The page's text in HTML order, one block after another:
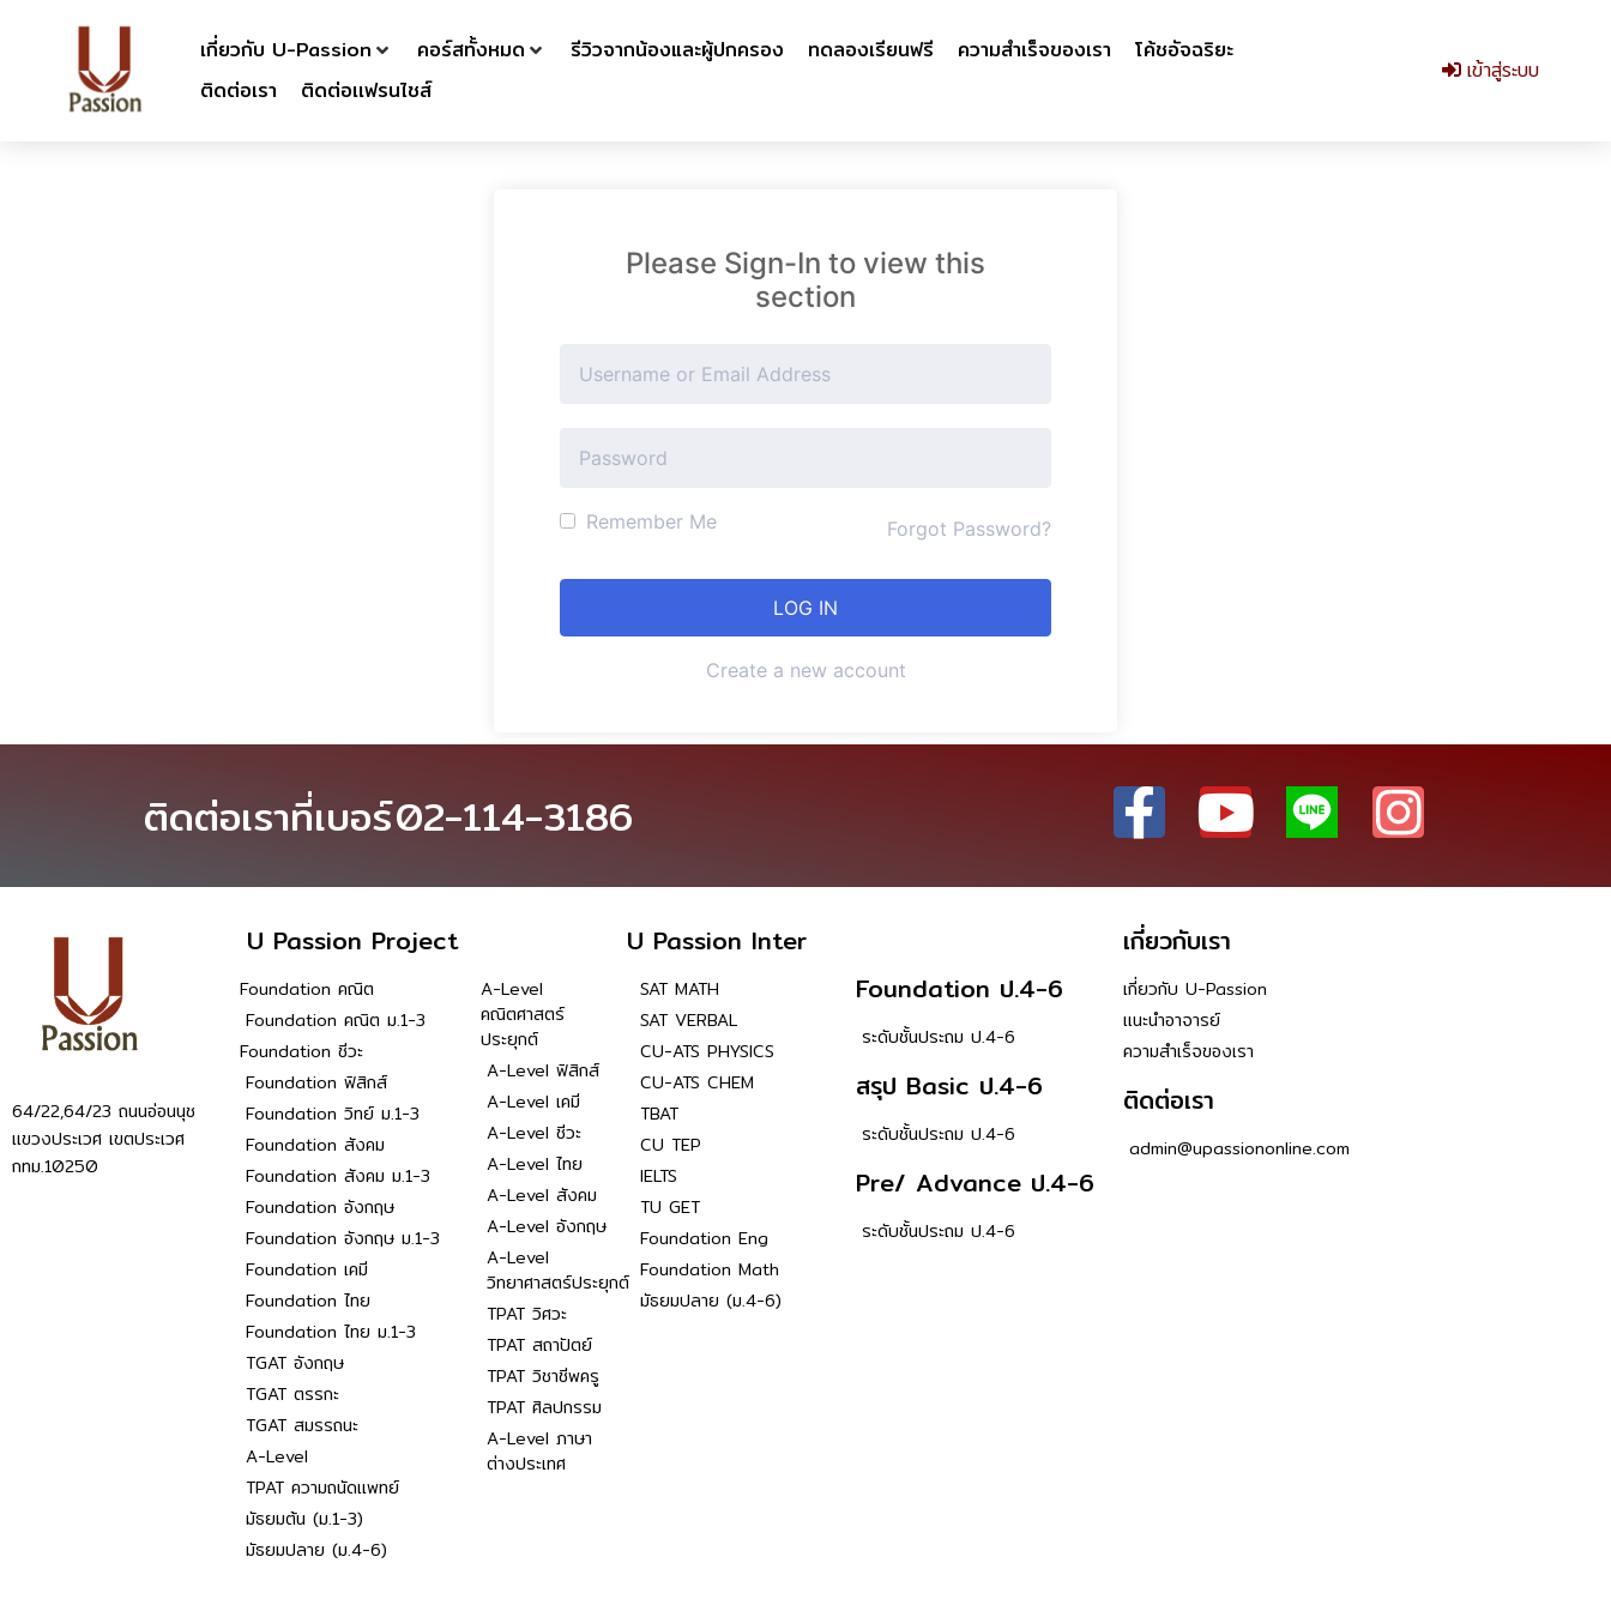
เกี่ยวกับ U-Passion คอร์สทั้งหมด รีวิวจากน้องและผู้ปกครอง ทดลองเรียนฟรี ความสำเร็จของเรา
โค้ชอัจฉริยะ
ติดต่อเรา
ติดต่อเเฟรนไชส์
เข้าสู่ระบบ
Please Sign-In to view this
section
Remember Me Forgot Password?
Create a new account
ติดต่อเราที่เบอร์02-114-3186
U Passion Project U Passion Inter เกี่ยวกับเรา
64/22,64/23 ถนนอ่อนนุช
แขวงประเวศ เขตประเวศ
กทม.10250
Foundation คณิต
Foundation คณิต ม.1-3
Foundation ชีวะ
Foundation ฟิสิกส์
Foundation วิทย์ ม.1-3
Foundation สังคม
Foundation สังคม ม.1-3
Foundation อังกฤษ
Foundation อังกฤษ ม.1-3
Foundation เคมี
Foundation ไทย
Foundation ไทย ม.1-3
TGAT อังกฤษ
TGAT ตรรกะ
TGAT สมรรถนะ
A-Level
TPAT ความถนัดแพทย์
มัธยมต้น (ม.1-3)
มัธยมปลาย (ม.4-6)
A-Level
คณิตศาสตร์
ประยุกต์
A-Level ฟิสิกส์
A-Level เคมี
A-Level ชีวะ
A-Level ไทย
A-Level สังคม
A-Level อังกฤษ
A-Level
วิทยาศาสตร์ประยุกต์
TPAT วิศวะ
TPAT สถาปัตย์
TPAT วิชาชีพครู
TPAT ศิลปกรรม
A-Level ภาษา
ต่างประเทศ
SAT MATH
SAT VERBAL
CU-ATS PHYSICS
CU-ATS CHEM
TBAT
CU TEP
IELTS
TU GET
Foundation Eng
Foundation Math
มัธยมปลาย (ม.4-6)
Foundation ป.4-6
ระดับชั้นประถม ป.4-6
สรุป Basic ป.4-6
ระดับชั้นประถม ป.4-6
Pre/ Advance ป.4-6
ระดับชั้นประถม ป.4-6
เกี่ยวกับ U-Passion
แนะนำอาจารย์
ความสำเร็จของเรา
ติดต่อเรา
admin@upassiononline.com